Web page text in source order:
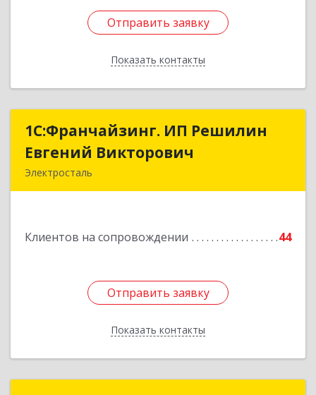
Отправить заявку
Показать контакты
Отправить заявку
Назад
1С:Франчайзинг. ИП Решилин
Евгений Викторович
Электросталь
Клиентов на сопровождении 44
Отправить заявку
Показать контакты
1С:Франчайзинг. ИП Решилин
Евгений Викторович
Подробнее
Отправить заявку
Назад